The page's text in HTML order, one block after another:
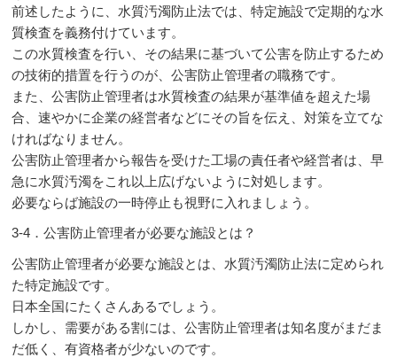
前述したように、水質汚濁防止法では、特定施設で定期的な水
質検査を義務付けています。
この水質検査を行い、その結果に基づいて公害を防止するため
の技術的措置を行うのが、公害防止管理者の職務です。
また、公害防止管理者は水質検査の結果が基準値を超えた場
合、速やかに企業の経営者などにその旨を伝え、対策を立てな
ければなりません。
公害防止管理者から報告を受けた工場の責任者や経営者は、早
急に水質汚濁をこれ以上広げないように対処します。
必要ならば施設の一時停止も視野に入れましょう。
3-4．公害防止管理者が必要な施設とは？
公害防止管理者が必要な施設とは、水質汚濁防止法に定められ
た特定施設です。
日本全国にたくさんあるでしょう。
しかし、需要がある割には、公害防止管理者は知名度がまだま
だ低く、有資格者が少ないのです。